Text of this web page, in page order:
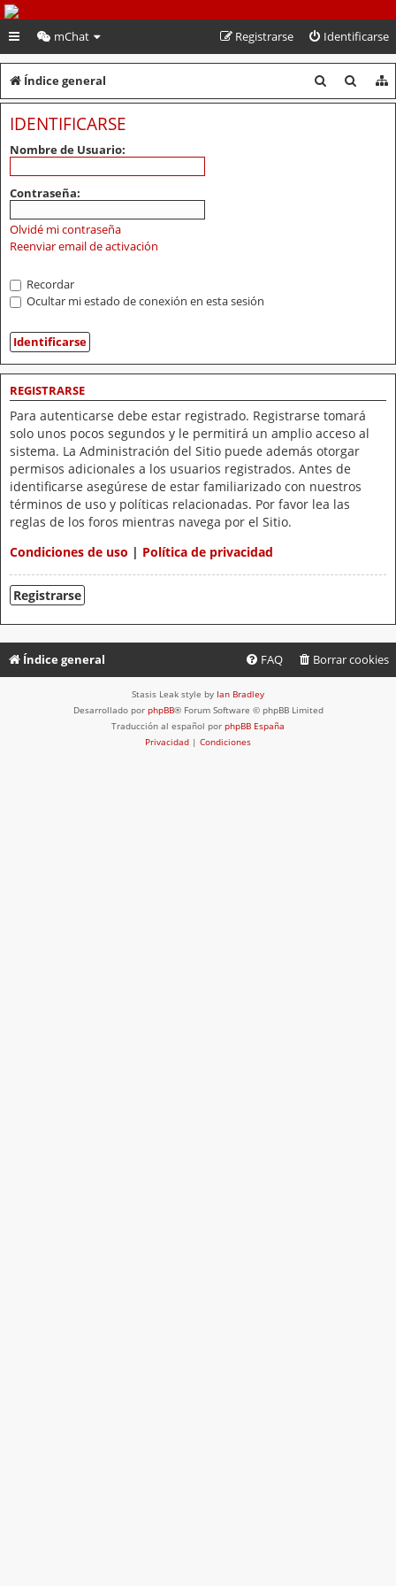
PeruVoley.com
mChat Identificarse
Registrarse
Índice general
u
u
IDENTIFICARSE
Nombre de Usuario:
Contraseña:
Olvidé mi contraseña
Reenviar email de activación
Recordar
Ocultar mi estado de conexión en esta sesión
REGISTRARSE
Para autenticarse debe estar registrado. Registrarse tomará
solo unos pocos segundos y le permitirá un amplio acceso al
sistema. La Administración del Sitio puede además otorgar
permisos adicionales a los usuarios registrados. Antes de
identificarse asegúrese de estar familiarizado con nuestros
términos de uso y políticas relacionadas. Por favor lea las
reglas de los foros mientras navega por el Sitio.
Condiciones de uso | Política de privacidad
Registrarse
Índice general Borrar cookies
FAQ
Stasis Leak style by Ian Bradley
Desarrollado por phpBB® Forum Software © phpBB Limited
Traducción al español por phpBB España
Privacidad | Condiciones